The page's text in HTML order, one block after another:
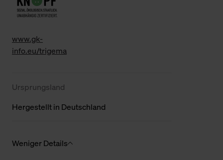
www.gk-
info.eu/trigema
Ursprungsland
Hergestellt in Deutschland
Weniger Details